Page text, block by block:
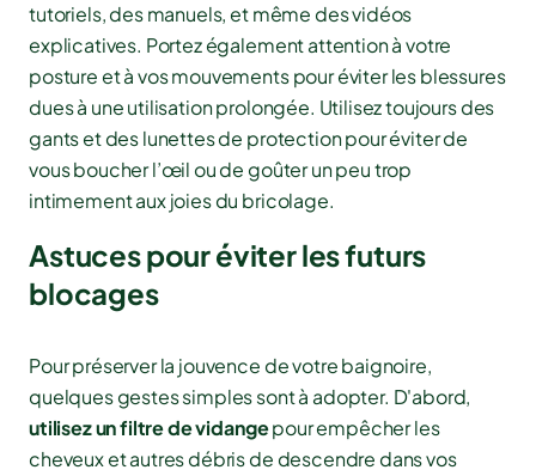
tutoriels, des manuels, et même des vidéos
explicatives. Portez également attention à votre
posture et à vos mouvements pour éviter les blessures
dues à une utilisation prolongée. Utilisez toujours des
gants et des lunettes de protection pour éviter de
vous boucher l’œil ou de goûter un peu trop
intimement aux joies du bricolage.
Astuces pour éviter les futurs
blocages
Pour préserver la jouvence de votre baignoire,
quelques gestes simples sont à adopter. D'abord,
utilisez un filtre de vidangepour empêcher les
cheveux et autres débris de descendre dans vos